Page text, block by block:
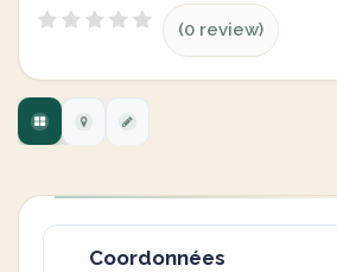
(0 review)
Coordonnées